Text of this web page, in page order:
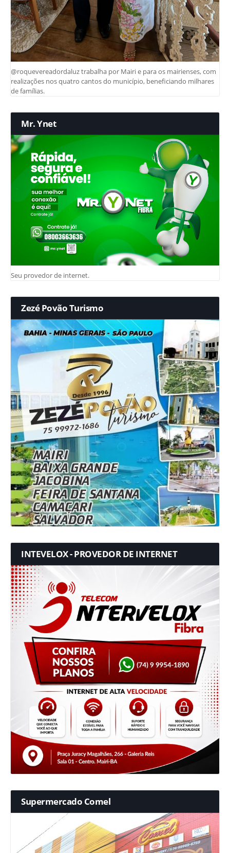
@roquevereadordaluz trabalha por Mairi e para os mairienses, com
realizações nos quatro cantos do município, beneficiando milhares
de famílias.
Mr. Ynet
Seu provedor de internet.
Zezé Povão Turismo
INTEVELOX - PROVEDOR DE INTERNET
Supermercado Comel